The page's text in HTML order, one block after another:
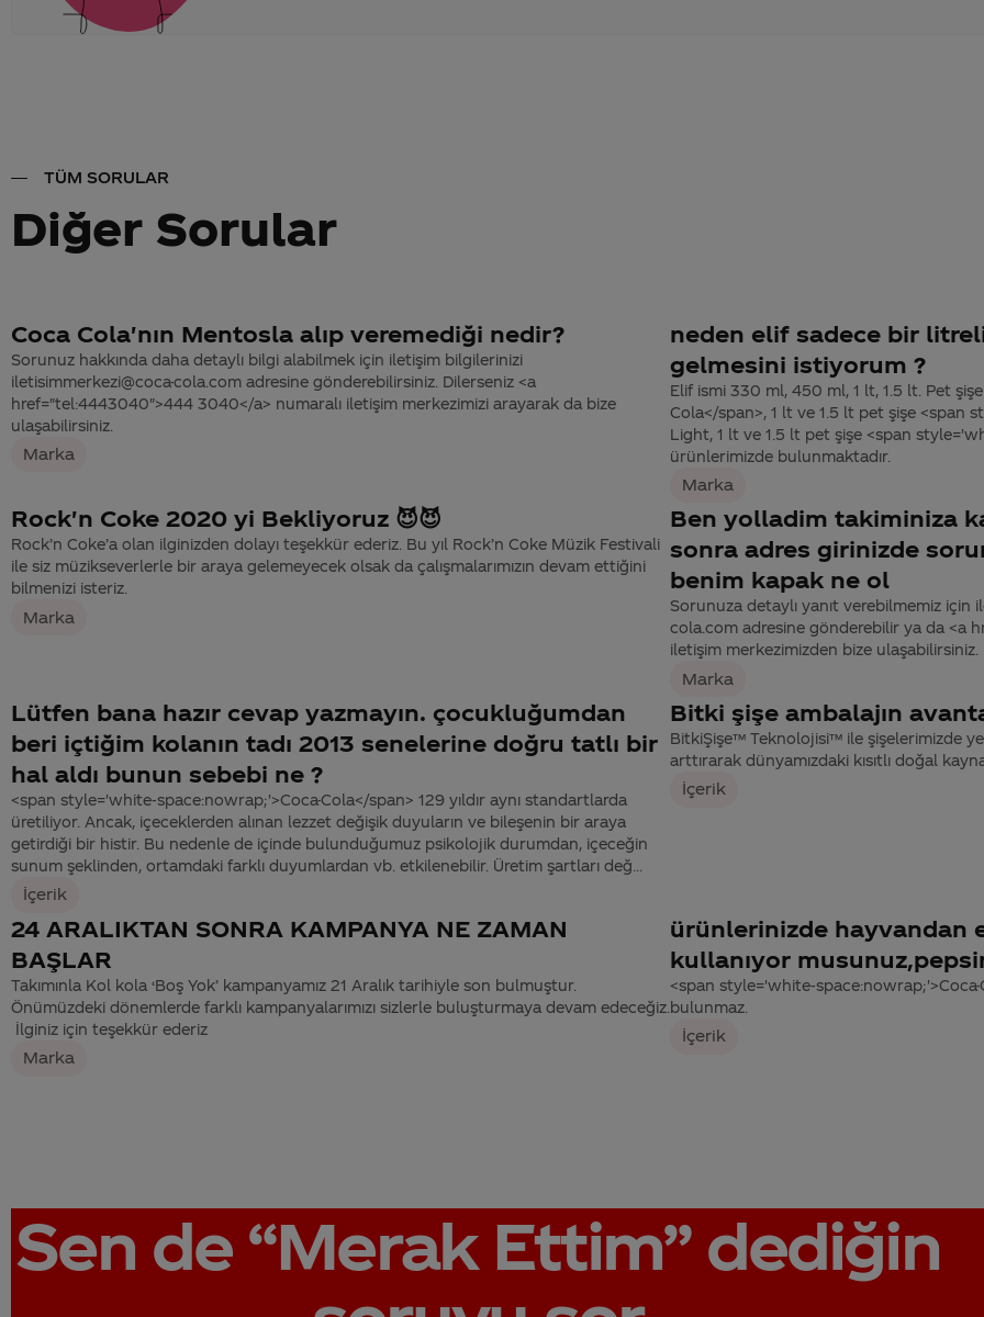
TÜM SORULAR
Diğer Sorular
Coca Cola'nın Mentosla alıp veremediği nedir?
Sorunuz hakkında daha detaylı bilgi alabilmek için iletişim bilgilerinizi
iletisimmerkezi@coca-cola.com adresine gönderebilirsiniz. Dilerseniz <a
href="tel:4443040">444 3040</a> numaralı iletişim merkezimizi arayarak da bize
ulaşabilirsiniz.
Marka
neden elif sadece bir
gelmesini istiyorum ?
Elif ismi 330 ml, 450 ml, 1 lt, 1.5 lt. Pet
Cola</span>, 1 lt ve 1.5 lt pet şişe <span
Light, 1 lt ve 1.5 lt pet şişe <span
ürünlerimizde bulunmaktadır.
Marka
Rock'n Coke 2020 yi Bekliyoruz 😈😈
Rock’n Coke’a olan ilginizden dolayı teşekkür ederiz. Bu yıl Rock’n Coke Müzik Festivali
ile siz müzikseverlerle bir araya gelemeyecek olsak da çalışmalarımızın devam ettiğini
bilmenizi isteriz.
Marka
Ben yolladim takiminiza
sonra adres girinizde
benim kapak ne ol
Sorunuza detaylı yanıt verebilmemiz için
cola.com adresine gönderebilir ya da <a
iletişim merkezimizden bize ulaşabilirsiniz.
Marka
Lütfen bana hazır cevap yazmayın. çocukluğumdan
beri içtiğim kolanın tadı 2013 senelerine doğru tatlı bir
hal aldı bunun sebebi ne ?
<span style='white-space:nowrap;'>Coca-Cola</span> 129 yıldır aynı standartlarda
üretiliyor. Ancak, içeceklerden alınan lezzet değişik duyuların ve bileşenin bir araya
getirdiği bir histir. Bu nedenle de içinde bulunduğumuz psikolojik durumdan, içeceğin
sunum şeklinden, ortamdaki farklı duyumlardan vb. etkilenebilir. Üretim şartları değ...
İçerik
Bitki şişe ambalajın
BitkiŞişe™ Teknolojisi™ ile şişelerimizde
arttırarak dünyamızdaki kısıtlı doğal
İçerik
24 ARALIKTAN SONRA KAMPANYA NE ZAMAN
BAŞLAR
Takımınla Kol kola ‘Boş Yok’ kampanyamız 21 Aralık tarihiyle son bulmuştur.
Önümüzdeki dönemlerde farklı kampanyalarımızı sizlerle buluşturmaya devam edeceğiz.
İlginiz için teşekkür ederiz
Marka
ürünlerinizde hayvandan
kullanıyor
<span style='white-space:nowrap;'>Coca-
bulunmaz.
İçerik
Sen de “Merak Ettim”dediğin